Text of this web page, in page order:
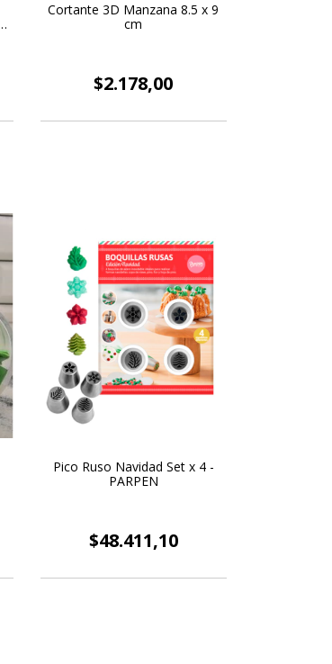
Cortante 3D Manzana 8.5 x 9
cm
$2.178,00
Pico Ruso Navidad Set x 4 -
PARPEN
$48.411,10